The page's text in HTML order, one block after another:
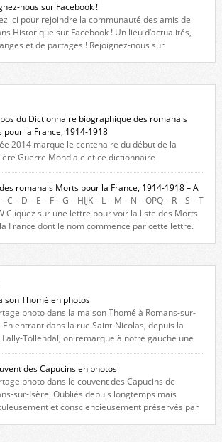
nous sur Facebook !
ici pour rejoindre la communauté des amis de
Historique sur Facebook ! Un lieu d’actualités,
et de partages ! Rejoignez-nous sur
du Dictionnaire biographique des romanais
pour la France, 1914-1918
2014 marque le centenaire du début de la
Guerre Mondiale et ce dictionnaire
hommage aux romanais Morts pour la
La base de cette recherche historique est
gravés sur les plaques commémoratives de
du Dauphiné et du lycée Triboulet, […]
romanais Morts pour la France, 1914-1918 – A
C – D – E – F – G – HIJK – L – M – N – OPQ – R – S – T
Cliquez sur une lettre pour voir la liste des Morts
France dont le nom commence par cette lettre.
Thomé en photos
photo dans la maison Thomé à Romans-sur-
En entrant dans la rue Saint-Nicolas, depuis la
Lally-Tollendal, on remarque à notre gauche une
XVIè siècle. Les deux façades sont ornées de
Entre ces deux étages, on peut voir une
statue de la Vierge. […]
des Capucins en photos
photo dans le couvent des Capucins de
sur-Isère. Oubliés depuis longtemps mais
et consciencieusement préservés par